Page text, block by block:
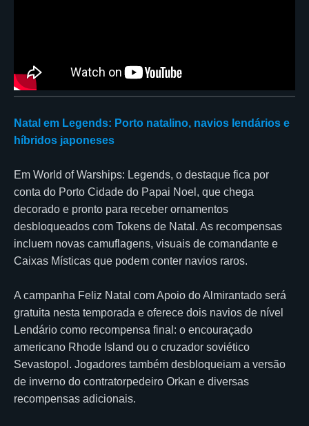
Natal em Legends: Porto natalino, navios lendários e
híbridos japoneses
Em World of Warships: Legends, o destaque fica por
conta do Porto Cidade do Papai Noel, que chega
decorado e pronto para receber ornamentos
desbloqueados com Tokens de Natal. As recompensas
incluem novas camuflagens, visuais de comandante e
Caixas Místicas que podem conter navios raros.
A campanha Feliz Natal com Apoio do Almirantado será
gratuita nesta temporada e oferece dois navios de nível
Lendário como recompensa final: o encouraçado
americano Rhode Island ou o cruzador soviético
Sevastopol. Jogadores também desbloqueiam a versão
de inverno do contratorpedeiro Orkan e diversas
recompensas adicionais.